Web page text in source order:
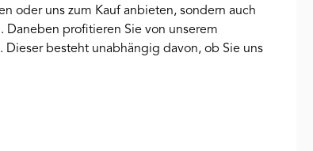
oder uns zum Kauf anbieten, sondern auch
profitieren Sie von unserem
. Dieser besteht unabhängig davon, ob Sie uns